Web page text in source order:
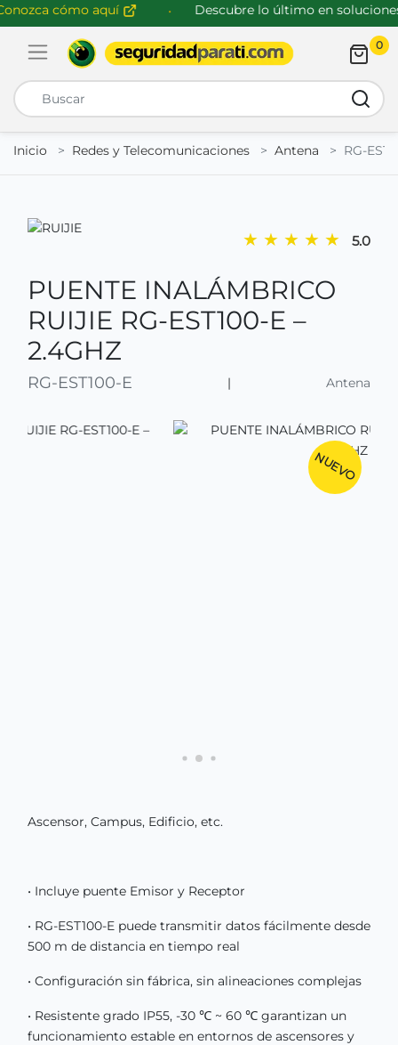
cómo aquí Descubre lo último en soluciones
Abrir menú de navegación
0
Inicio
Redes y Telecomunicaciones Antena RG-
★ ★ ★ ★ ★ 5.0
PUENTE INALÁMBRICO
RUIJIE RG-EST100-E –
2.4GHZ
RG-EST100-E | Antena
NUEVO
Ascensor, Campus, Edificio, etc.
• Incluye puente Emisor y Receptor
• RG-EST100-E puede transmitir datos fácilmente desde
500 m de distancia en tiempo real
• Configuración sin fábrica, sin alineaciones complejas
• Resistente grado IP55, -30 ℃ ~ 60 ℃ garantizan un
funcionamiento estable en entornos de ascensores y